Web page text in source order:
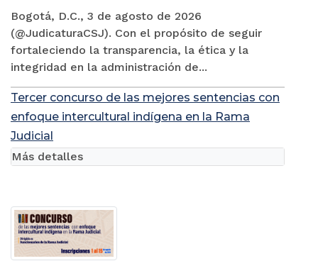
Bogotá, D.C., 3 de agosto de 2026
(@JudicaturaCSJ). Con el propósito de seguir
fortaleciendo la transparencia, la ética y la
integridad en la administración de...
Tercer concurso de las mejores sentencias con
enfoque intercultural indígena en la Rama
Judicial
Más detalles